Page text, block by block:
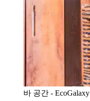
바 공간 - EcoGalaxy